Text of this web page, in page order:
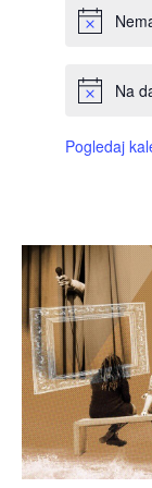
Na
Pogledaj